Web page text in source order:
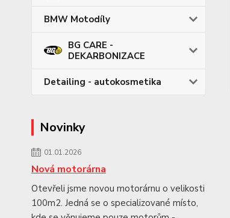
BMW Motodíly
BG CARE -
DEKARBONIZACE
Detailing - autokosmetika
Novinky
01.01.2026
Nová motorárna
Otevřeli jsme novou motorárnu o velikosti
100m2. Jedná se o specializované místo,